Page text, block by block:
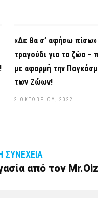
«Δε θα σ’ αφήσω πίσω»
τραγούδι για τα ζώα –
με αφορμή την
των Ζώων!
2 ΟΚΤΩΒΡΊΟΥ, 2022
ΣΥΝΈΧΕΙΑ
από τον